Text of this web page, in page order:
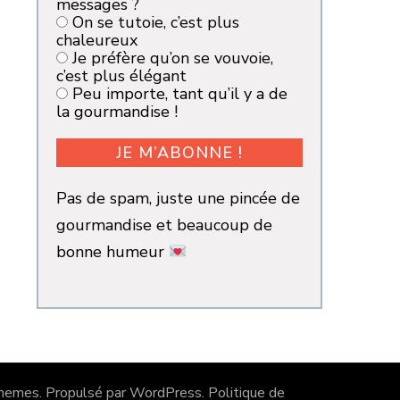
messages ?
On se tutoie, c’est plus
chaleureux
Je préfère qu’on se vouvoie,
c’est plus élégant
la gourmandise !
Pas de spam, juste une pincée de
gourmandise et beaucoup de
bonne humeur
. Propulsé parWordPress. Politique de